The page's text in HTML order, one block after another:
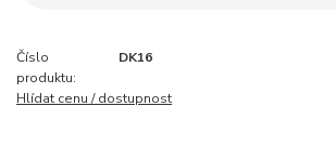
Číslo
produktu:
DK16
Hlídat cenu / dostupnost